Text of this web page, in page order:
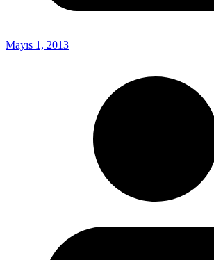
Mayıs 1, 2013